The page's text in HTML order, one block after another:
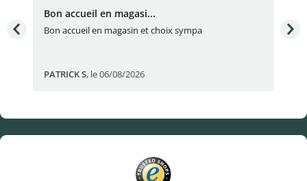
Bon accueil en magasi...
Bon accueil en magasin et choix sympa
PATRICK S, le 06/08/2026